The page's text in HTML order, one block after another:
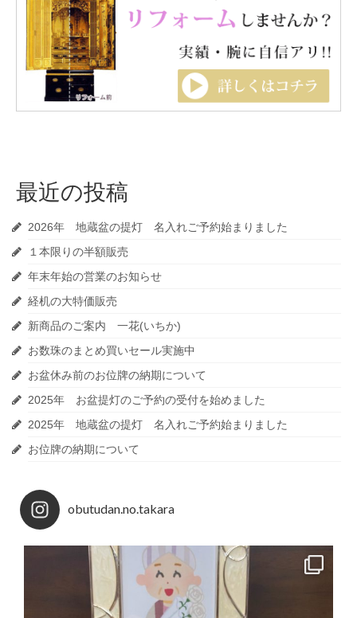
最近の投稿
2026年 地蔵盆の提灯 名入れご予約始まりました
１本限りの半額販売
年末年始の営業のお知らせ
経机の大特価販売
新商品のご案内 一花(いちか)
お数珠のまとめ買いセール実施中
お盆休み前のお位牌の納期について
2025年 お盆提灯のご予約の受付を始めました
2025年 地蔵盆の提灯 名入れご予約始まりました
お位牌の納期について
obutudan.no.takara